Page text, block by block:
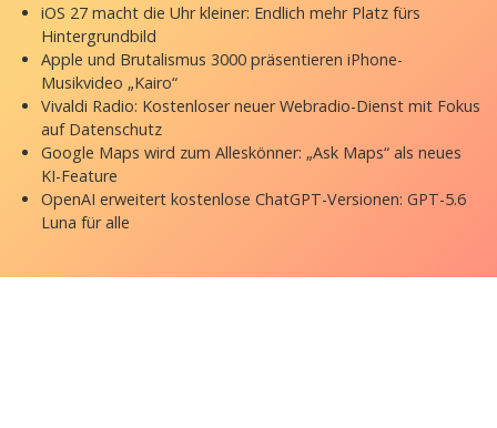
iOS 27 macht die Uhr kleiner: Endlich mehr Platz fürs
Hintergrundbild
Apple und Brutalismus 3000 präsentieren iPhone-
Musikvideo „Kairo“
Vivaldi Radio: Kostenloser neuer Webradio-Dienst mit Fokus
auf Datenschutz
Google Maps wird zum Alleskönner: „Ask Maps“ als neues
KI-Feature
OpenAI erweitert kostenlose ChatGPT-Versionen: GPT-5.6
Luna für alle